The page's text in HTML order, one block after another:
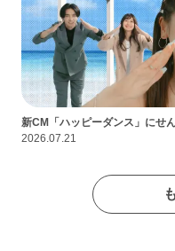
新CM「ハッピーダンス」にせ
2026.07.21